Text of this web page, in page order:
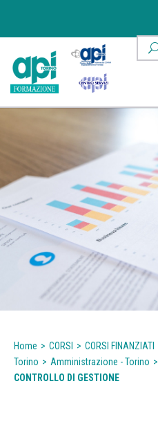
Home > CORSI > CORSI FINANZIATI
Torino > Amministrazione - Torino >
CONTROLLO DI GESTIONE